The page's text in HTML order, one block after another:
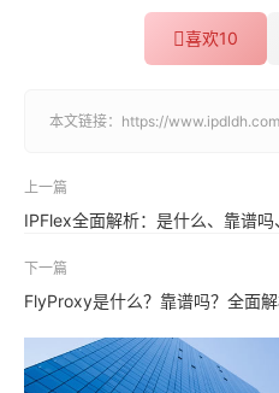
喜欢10
本文链接： https://
上一篇
IPFlex全面解析：是什么、靠谱
下一篇
FlyProxy是什么？靠谱吗？全面